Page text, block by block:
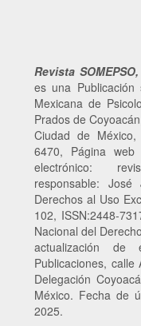
Revista SOMEPSO,
es una Publicación
Mexicana de
Prados de
Ciudad de
6470, Página web
electrónico:
responsable: José
Derechos al Uso
102, ISSN:2448-
Nacional del
actualización
Publicaciones,
Delegación
México. Fecha de
2025.